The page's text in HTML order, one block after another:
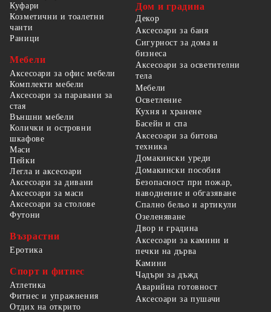
Куфари
Козметични и тоалетни
чанти
Раници
Мебели
Аксесоари за офис мебели
Комплекти мебели
Аксесоари за паравани за
стая
Външни мебели
Колички и островни
шкафове
Маси
Пейки
Легла и аксесоари
Аксесоари за дивани
Аксесоари за маси
Аксесоари за столове
Футони
Възрастни
Еротика
Спорт и фитнес
Атлетика
Фитнес и упражнения
Отдих на открито
Дом и градина
Декор
Аксесоари за баня
Сигурност за дома и
бизнеса
Аксесоари за осветителни
тела
Мебели
Осветление
Кухня и хранене
Басейн и спа
Аксесоари за битова
техника
Домакински уреди
Домакински пособия
Безопасност при пожар,
наводнение и обгазяване
Спално бельо и артикули
Озеленяване
Двор и градина
Аксесоари за камини и
печки на дърва
Камини
Чадъри за дъжд
Аварийна готовност
Аксесоари за пушачи